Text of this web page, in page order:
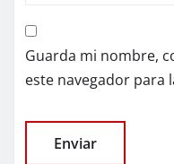
Guarda mi nombre,
este navegador para